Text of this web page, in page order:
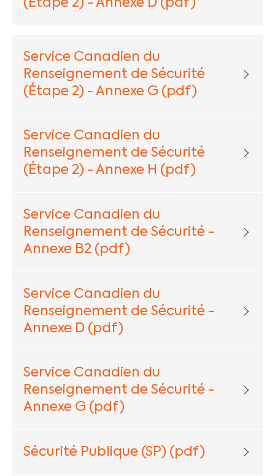
(Étape 2) - Annexe D (pdf)
Service Canadien du
Renseignement de Sécurité
(Étape 2) - Annexe G (pdf)
Service Canadien du
Renseignement de Sécurité
(Étape 2) - Annexe H (pdf)
Service Canadien du
Renseignement de Sécurité -
Annexe B2 (pdf)
Service Canadien du
Renseignement de Sécurité -
Annexe D (pdf)
Service Canadien du
Renseignement de Sécurité -
Annexe G (pdf)
Sécurité Publique (SP) (pdf)